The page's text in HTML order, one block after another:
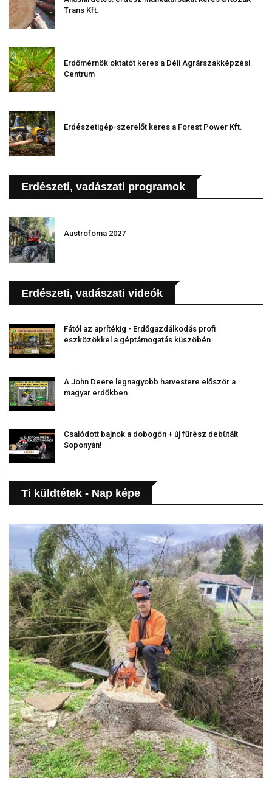
Trans Kft.
Erdőmérnök oktatót keres a Déli Agrárszakképzési
Centrum
Erdészetigép-szerelőt keres a Forest Power Kft.
Erdészeti, vadászati programok
Austrofoma 2027
Erdészeti, vadászati videók
Fától az aprítékig - Erdőgazdálkodás profi
eszközökkel a géptámogatás küszöbén
A John Deere legnagyobb harvestere először a
magyar erdőkben
Csalódott bajnok a dobogón + új fűrész debütált
Soponyán!
Ti küldtétek - Nap képe